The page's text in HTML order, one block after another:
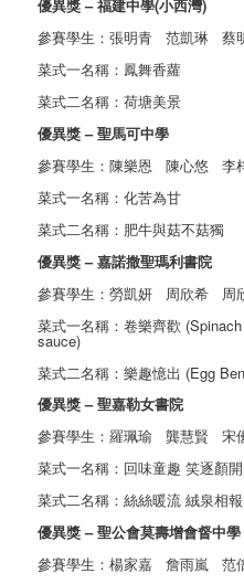
優異獎 – 福建中學(小西灣)
參賽學生：張明青 范凱琳 蔡
菜式一名稱：鳳舞香蘿
菜式二名稱：荷塘美景
優異獎 – 聖馬可中學
參賽學生：陳樂恩 陳心悠 李
菜式一名稱：化苦為甘
菜式二名稱：肥牛與菇不菇獨
優異獎 – 嘉諾撒聖瑪利書院
參賽學生：勞凱妍 周欣希 周
菜式一名稱：卷樂齊歡
sauce)
菜式二名稱：樂趣憶出 (Egg
優異獎 – 聖嘉勒女書院
參賽學生：羅珮瑜 龔慧賢 宋
菜式一名稱：回味童趣 笑逐顏開
菜式二名稱：絲絲暖流 絨泉相報
優異獎 – 聖公會莫壽增會督中學
參賽學生：楊家嘉 詹雨嵐 范